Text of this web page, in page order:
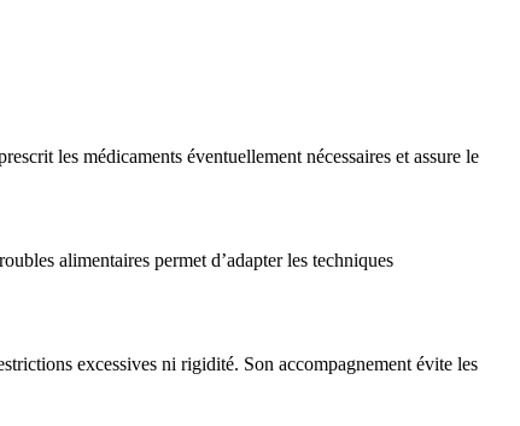
les médicaments éventuellement nécessaires et assure le
alimentaires permet d’adapter les techniques
excessives ni rigidité. Son accompagnement évite les